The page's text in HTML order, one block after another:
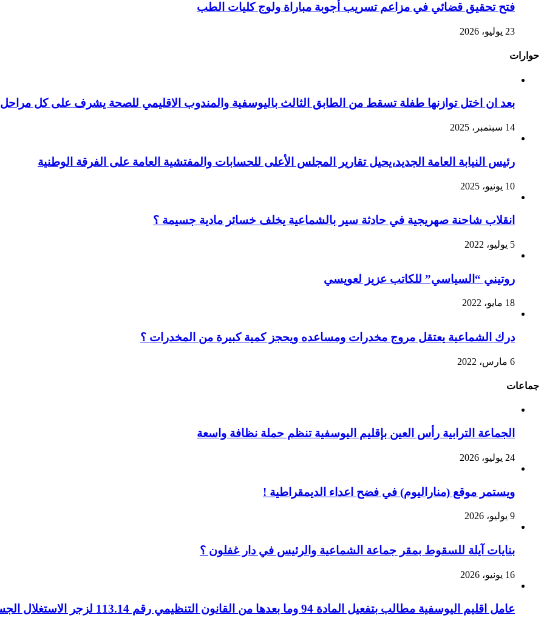
فتح تحقيق قضائي في مزاعم تسريب أجوبة مباراة ولوج كليات الطب
23 يوليو، 2026
حوارات
بعد ان اختل توازنها طفلة تسقط من الطابق الثالث باليوسفية والمندوب الاقليمي للصحة يشرف على كل
14 سبتمبر، 2025
رئيس النيابة العامة الجديد،يحيل تقارير المجلس الأعلى للحسابات والمفتشية العامة على الفرقة الوطنية
10 يونيو، 2025
انقلاب شاحنة صهريجية في حادثة سير بالشماعية يخلف خسائر مادية جسيمة ؟
5 يوليو، 2022
روتيني “السياسي” للكاتب عزيز لعويسي
18 مايو، 2022
درك الشماعية يعتقل مروج مخدرات ومساعده ويحجز كمية كبيرة من المخدرات ؟
6 مارس، 2022
جماعات
الجماعة الترابية رأس العين بإقليم اليوسفية تنظم حملة نظافة واسعة
24 يوليو، 2026
ويستمر موقع (مناراليوم) في فضح اعداء الديمقراطية !
9 يوليو، 2026
بنايات آيلة للسقوط بمقر جماعة الشماعية والرئيس في دار غفلون ؟
16 يونيو، 2026
عامل اقليم اليوسفية مطالب بتفعيل المادة 94 وما بعدها من القانون التنظيمي رقم 113.14 لزجر الاستغلال الجسيم للسيارات الجماعية بالإقليم ؟